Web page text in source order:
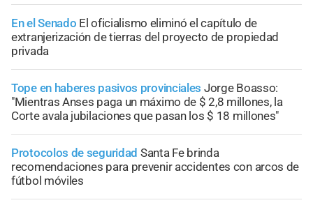
En el Senado El oficialismo eliminó el capítulo de
extranjerización de tierras del proyecto de propiedad
privada
Tope en haberes pasivos provinciales Jorge Boasso:
"Mientras Anses paga un máximo de $ 2,8 millones, la
Corte avala jubilaciones que pasan los $ 18 millones"
Protocolos de seguridad Santa Fe brinda
recomendaciones para prevenir accidentes con arcos de
fútbol móviles